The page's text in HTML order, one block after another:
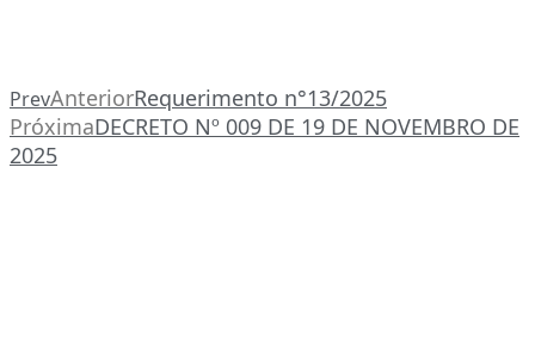
PrevAnteriorRequerimento n°13/2025
PróximaDECRETO Nº 009 DE 19 DE NOVEMBRO DE
2025